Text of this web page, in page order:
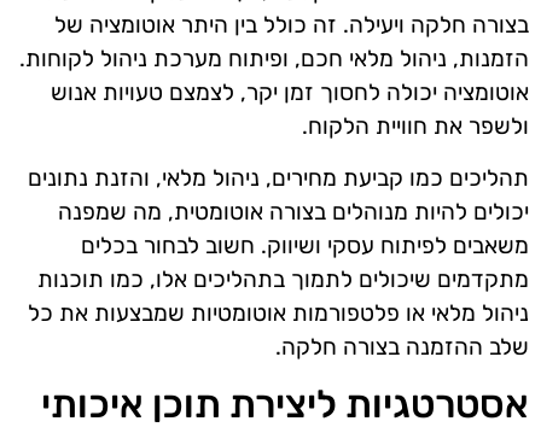
בצורה חלקה ויעילה. זה כולל בין היתר אוטומציה של
הזמנות, ניהול מלאי חכם, ופיתוח מערכת ניהול לקוחות.
אוטומציה יכולה לחסוך זמן יקר, לצמצם טעויות אנוש
ולשפר את חוויית הלקוח.
תהליכים כמו קביעת מחירים, ניהול מלאי, והזנת נתונים
יכולים להיות מנוהלים בצורה אוטומטית, מה שמפנה
משאבים לפיתוח עסקי ושיווק. חשוב לבחור בכלים
מתקדמים שיכולים לתמוך בתהליכים אלו, כמו תוכנות
ניהול מלאי או פלטפורמות אוטומטיות שמבצעות את כל
שלב ההזמנה בצורה חלקה.
אסטרטגיות ליצירת תוכן איכותי